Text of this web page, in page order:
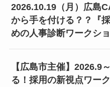
2026.10.19（月）広島
から手を付ける？？『
めの人事診断ワークシ
【広島市主催】2026.9
る！採用の新視点ワー